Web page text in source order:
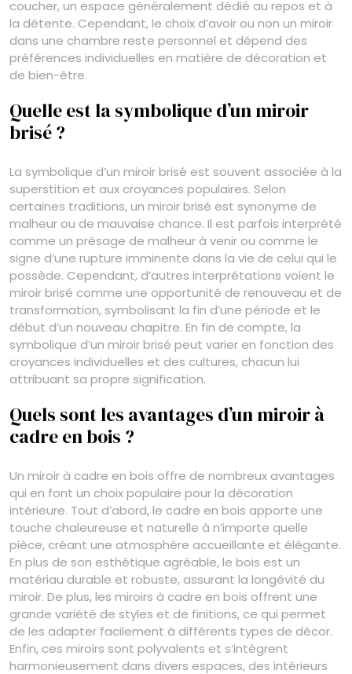
coucher, un espace généralement dédié au repos et à
la détente. Cependant, le choix d’avoir ou non un miroir
dans une chambre reste personnel et dépend des
préférences individuelles en matière de décoration et
de bien-être.
Quelle est la symbolique d’un miroir
brisé ?
La symbolique d’un miroir brisé est souvent associée à la
superstition et aux croyances populaires. Selon
certaines traditions, un miroir brisé est synonyme de
malheur ou de mauvaise chance. Il est parfois interprété
comme un présage de malheur à venir ou comme le
signe d’une rupture imminente dans la vie de celui qui le
possède. Cependant, d’autres interprétations voient le
miroir brisé comme une opportunité de renouveau et de
transformation, symbolisant la fin d’une période et le
début d’un nouveau chapitre. En fin de compte, la
symbolique d’un miroir brisé peut varier en fonction des
croyances individuelles et des cultures, chacun lui
attribuant sa propre signification.
Quels sont les avantages d’un miroir à
cadre en bois ?
Un miroir à cadre en bois offre de nombreux avantages
qui en font un choix populaire pour la décoration
intérieure. Tout d’abord, le cadre en bois apporte une
touche chaleureuse et naturelle à n’importe quelle
pièce, créant une atmosphère accueillante et élégante.
En plus de son esthétique agréable, le bois est un
matériau durable et robuste, assurant la longévité du
miroir. De plus, les miroirs à cadre en bois offrent une
grande variété de styles et de finitions, ce qui permet
de les adapter facilement à différents types de décor.
Enfin, ces miroirs sont polyvalents et s’intègrent
harmonieusement dans divers espaces, des intérieurs